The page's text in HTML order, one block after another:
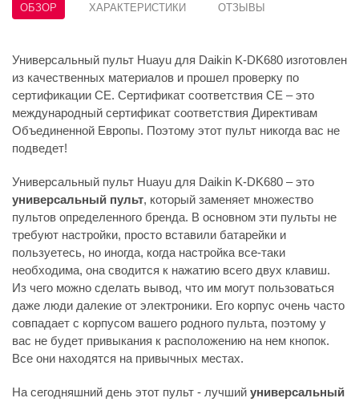
ОБЗОР ХАРАКТЕРИСТИКИ ОТЗЫВЫ
Универсальный пульт Huayu для Daikin K-DK680 изготовлен
из качественных материалов и прошел проверку по
сертификации CE. Сертификат соответствия СЕ – это
международный сертификат соответствия Директивам
Объединенной Европы. Поэтому этот пульт никогда вас не
подведет!
Универсальный пульт Huayu для Daikin K-DK680 – это
универсальный пульт, который заменяет множество
пультов определенного бренда. В основном эти пульты не
требуют настройки, просто вставили батарейки и
пользуетесь, но иногда, когда настройка все-таки
необходима, она сводится к нажатию всего двух клавиш.
Из чего можно сделать вывод, что им могут пользоваться
даже люди далекие от электроники. Его корпус очень часто
совпадает с корпусом вашего родного пульта, поэтому у
вас не будет привыкания к расположению на нем кнопок.
Все они находятся на привычных местах.
На сегодняшний день этот пульт - лучший универсальный